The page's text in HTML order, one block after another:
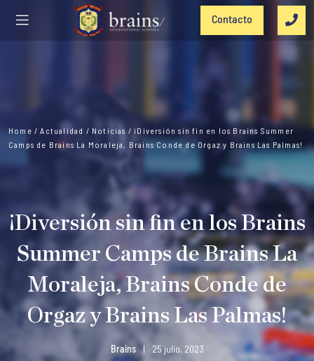
Contacto
Home /Actualidad / Noticias / ¡Diversión sin fin en los Brains Summer
Camps de Brains La Moraleja, Brains Conde de Orgaz y Brains Las Palmas!
¡Diversión sin fin en los Brains
Summer Camps de Brains La
Moraleja, Brains Conde de
Orgaz y Brains Las Palmas!
Brains | 25 julio, 2023